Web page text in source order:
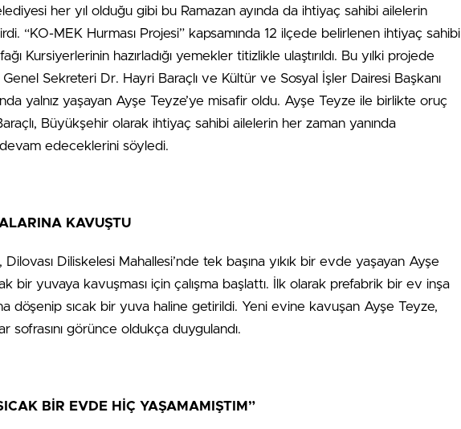
her yıl olduğu gibi bu Ramazan ayında da ihtiyaç sahibi ailelerin
“KO-MEK Hurması Projesi” kapsamında 12 ilçede belirlenen ihtiyaç sahibi
Kursiyerlerinin hazırladığı yemekler titizlikle ulaştırıldı. Bu yılki projede
Sekreteri Dr. Hayri Baraçlı ve Kültür ve Sosyal İşler Dairesi Başkanı
yalnız yaşayan Ayşe Teyze’ye misafir oldu. Ayşe Teyze ile birlikte oruç
Büyükşehir olarak ihtiyaç sahibi ailelerin her zaman yanında
devam edeceklerini söyledi.
KAVUŞTU
Diliskelesi Mahallesi’nde tek başına yıkık bir evde yaşayan Ayşe
bir yuvaya kavuşması için çalışma başlattı. İlk olarak prefabrik bir ev inşa
döşenip sıcak bir yuva haline getirildi. Yeni evine kavuşan Ayşe Teyze,
sofrasını görünce oldukça duygulandı.
BİR EVDE HİÇ YAŞAMAMIŞTIM”